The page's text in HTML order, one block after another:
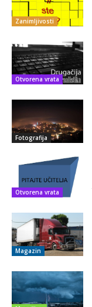
Zanimljivosti
Otvorena vrata
Fotografija
Otvorena vrata
Magazin